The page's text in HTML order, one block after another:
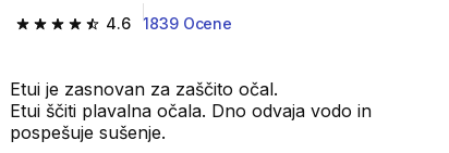
4.6
4.6 od 5 zvezdic from 1839 ocene
1839 Ocene
Etui je zasnovan za zaščito očal.
Etui ščiti plavalna očala. Dno odvaja vodo in
pospešuje sušenje.